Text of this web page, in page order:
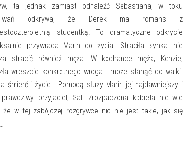
ta jednak zamiast odnaleźć Sebastiana, w toku
odkrywa, że Derek ma romans z
studentką. To dramatyczne odkrycie
przywraca Marin do życia. Straciła synka, nie
stracić również męża. W kochance męża, Kenzie,
wreszcie konkretnego wroga i może stanąć do walki.
śmierć i życie… Pomocą służy Marin jej najdawniejszy i
prawdziwy przyjaciel, Sal. Zrozpaczona kobieta nie wie
że w tej zabójczej rozgrywce nic nie jest takie, jak się